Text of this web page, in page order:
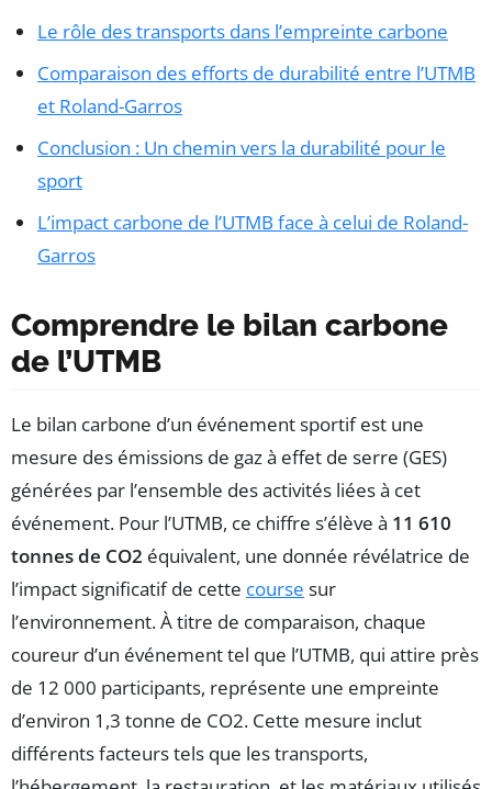
Le rôle des transports dans l’empreinte carbone
Comparaison des efforts de durabilité entre l’UTMB
et Roland-Garros
Conclusion : Un chemin vers la durabilité pour le
sport
L’impact carbone de l’UTMB face à celui de Roland-
Garros
Comprendre le bilan carbone
de l’UTMB
Le bilan carbone d’un événement sportif est une
mesure des émissions de gaz à effet de serre (GES)
générées par l’ensemble des activités liées à cet
événement. Pour l’UTMB, ce chiffre s’élève à 11 610
tonnes de CO2 équivalent, une donnée révélatrice de
l’impact significatif de cette course sur
l’environnement. À titre de comparaison, chaque
coureur d’un événement tel que l’UTMB, qui attire près
de 12 000 participants, représente une empreinte
d’environ 1,3 tonne de CO2. Cette mesure inclut
différents facteurs tels que les transports,